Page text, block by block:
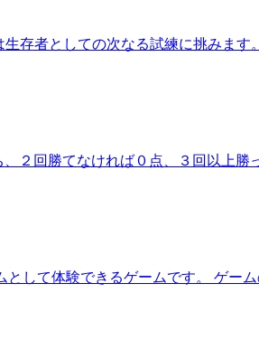
存者としての次なる試練に挑みま
２回勝てなければ０点、３回以上
して体験できるゲームです。 ゲー